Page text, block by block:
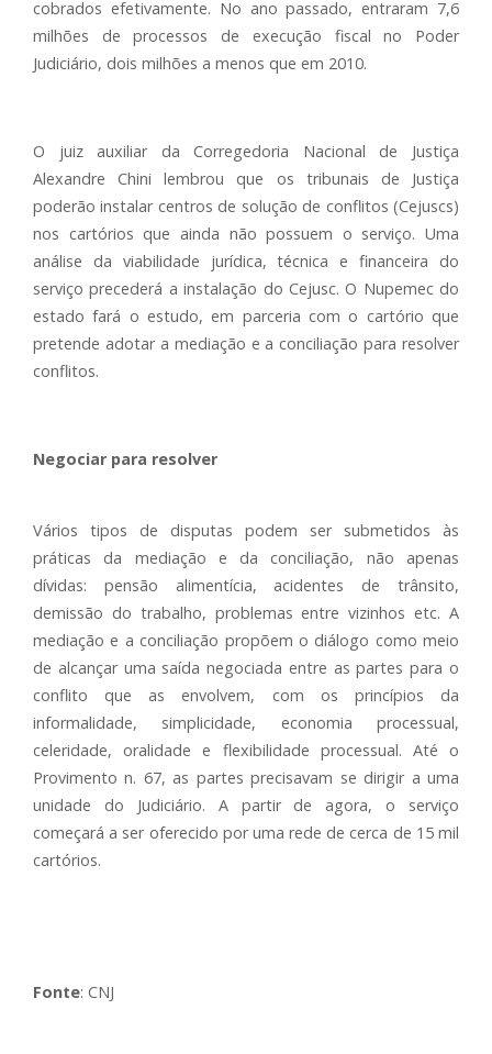
cobrados efetivamente. No ano passado, entraram 7,6
milhões de processos de execução fiscal no Poder
Judiciário, dois milhões a menos que em 2010.
O juiz auxiliar da Corregedoria Nacional de Justiça
Alexandre Chini lembrou que os tribunais de Justiça
poderão instalar centros de solução de conflitos (Cejuscs)
nos cartórios que ainda não possuem o serviço. Uma
análise da viabilidade jurídica, técnica e financeira do
serviço precederá a instalação do Cejusc. O Nupemec do
estado fará o estudo, em parceria com o cartório que
pretende adotar a mediação e a conciliação para resolver
conflitos.
Negociar para resolver
Vários tipos de disputas podem ser submetidos às
práticas da mediação e da conciliação, não apenas
dívidas: pensão alimentícia, acidentes de trânsito,
demissão do trabalho, problemas entre vizinhos etc. A
mediação e a conciliação propõem o diálogo como meio
de alcançar uma saída negociada entre as partes para o
conflito que as envolvem, com os princípios da
informalidade, simplicidade, economia processual,
celeridade, oralidade e flexibilidade processual. Até o
Provimento n. 67, as partes precisavam se dirigir a uma
unidade do Judiciário. A partir de agora, o serviço
começará a ser oferecido por uma rede de cerca de 15 mil
cartórios.
Fonte: CNJ